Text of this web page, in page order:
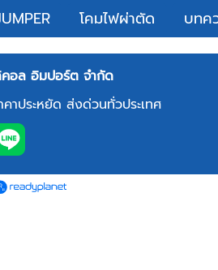
โคมไฟผ่าตัด บทค
อล อิมปอร์ต จำกัด
ประหยัด ส่งด่วนทั่วประเทศ